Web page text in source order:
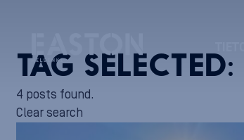
TAG SELECTED:
4 posts found.
Clear search